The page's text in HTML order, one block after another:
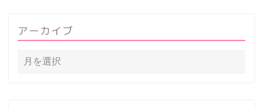
アーカイブ